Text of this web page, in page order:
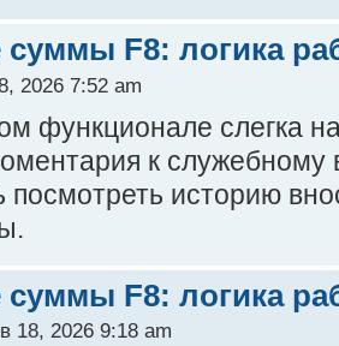
F8: логика
2026 7:52 am
функционале слегка
к
посмотреть историю
F8: логика
18, 2026 9:18 am